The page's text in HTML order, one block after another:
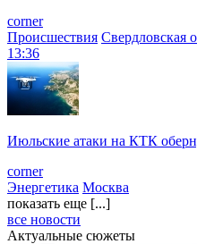
corner
Происшествия Свердловская
13:36
Июльские атаки на КТК
corner
Энергетика Москва
показать еще [...]
все новости
Актуальные сюжеты